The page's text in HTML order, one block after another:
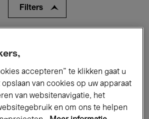
Filters
Lezingen & Debatten
Muziek Global Music
accepteren” te klikken gaat u
van cookies op uw apparaat
van websitenavigatie, het
en om ons te helpen